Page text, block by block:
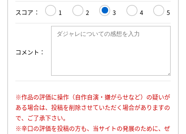
スコア 1 2 3 4 5
コメント
※作品の評価に操作（自作自演・嫌がらせなど）の疑いが
ある場合は、投稿を削除させていただく場合がありますの
で、ご了承下さい。
※辛口の評価を投稿の方も、当サイトの発展のために、ぜ